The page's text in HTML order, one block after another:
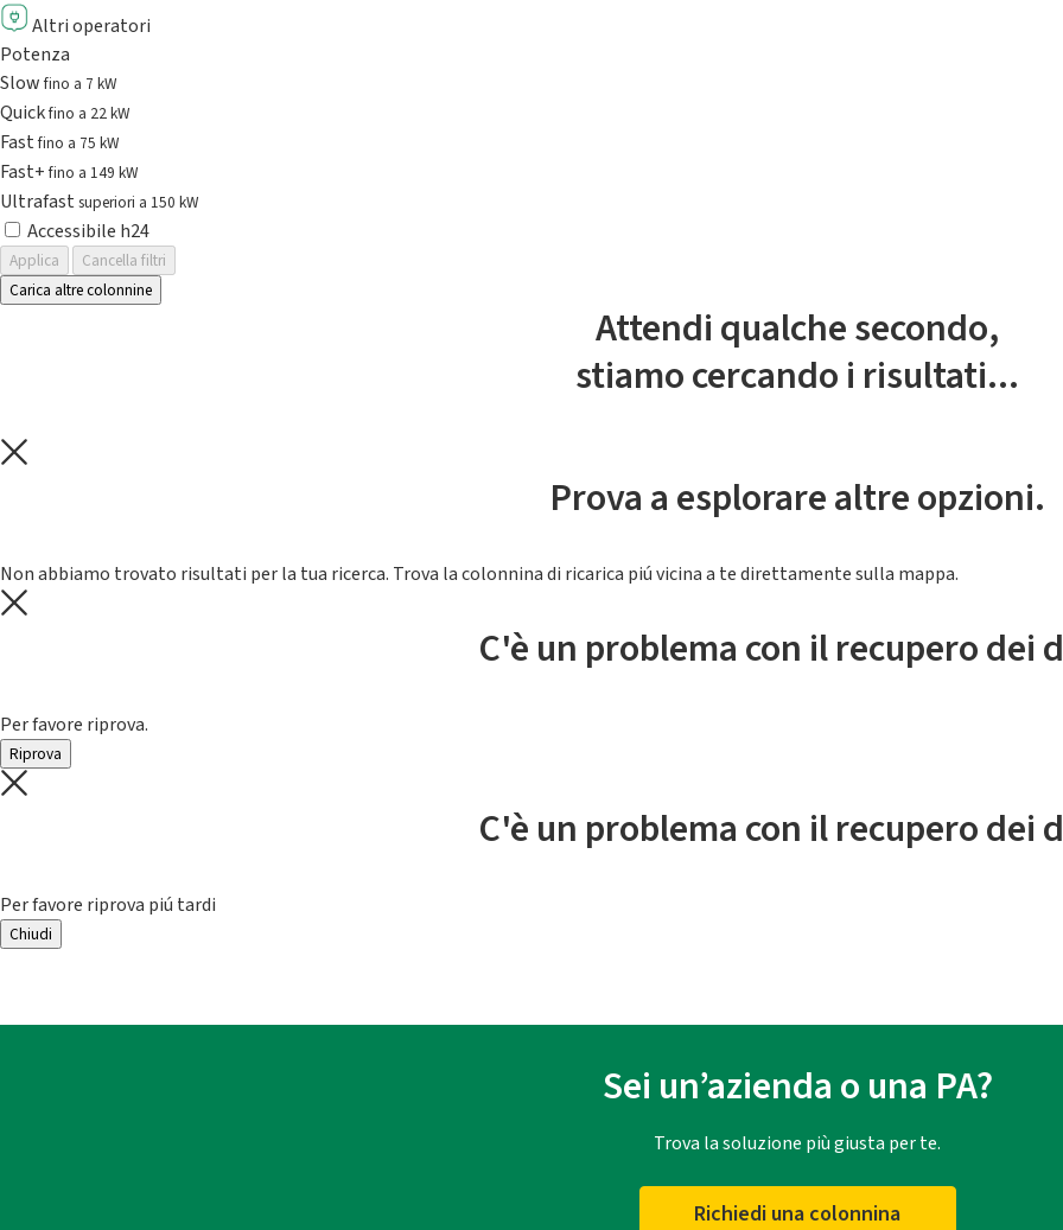
Altri operatori
Potenza
Slowfino a 7 kW
Quickfino a 22 kW
Fastfino a 75 kW
Fast+fino a 149 kW
Ultrafast superiori a 150 kW
Accessibile h24
Applica
Cancella filtri
Carica altre colonnine
Attendi qualche secondo,
stiamo cercando i risultati...
Prova a esplorare altre opzioni.
Non abbiamo trovato risultati per la tua ricerca. Trova la colonnina di ricarica piú vicina a te direttamente sulla mappa.
C'è un problema con il recupero dei
Per favore riprova.
Riprova
C'è un problema con il recupero dei
Per favore riprova piú tardi
Chiudi
Sei un’azienda o una PA?
Trova la soluzione più giusta per te.
Richiedi una colonnina